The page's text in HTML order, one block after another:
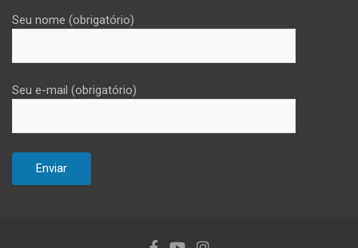
Seu nome (obrigatório)
Seu e-mail (obrigatório)